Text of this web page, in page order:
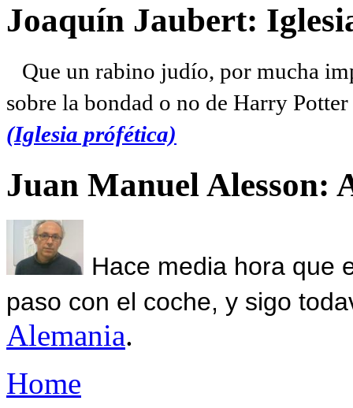
Joaquín Jaubert:
Que un rabino judío, por mucha
sobre la bondad o no de Harry
(Iglesia prófética)
Juan Manuel Alesson:
Hace media hora que
paso con el coche, y sigo
Alemania.
Home